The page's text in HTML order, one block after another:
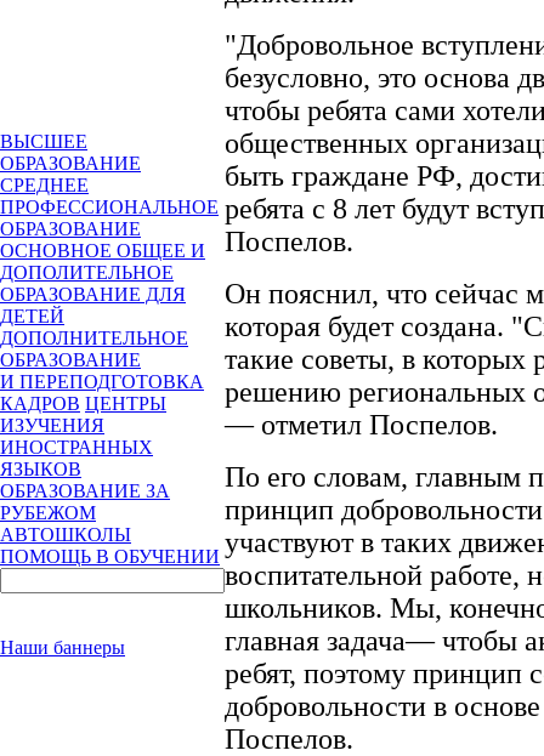
ВЫСШЕЕ
ОБРАЗОВАНИЕ
СРЕДНЕЕ
ПРОФЕССИОНАЛЬНОЕ
ОБРАЗОВАНИЕ
ОСНОВНОЕ ОБЩЕЕ И
ДОПОЛИТЕЛЬНОЕ
ОБРАЗОВАНИЕ ДЛЯ
ДЕТЕЙ
ДОПОЛНИТЕЛЬНОЕ
ОБРАЗОВАНИЕ
И ПЕРЕПОДГОТОВКА
КАДРОВ ЦЕНТРЫ
ИЗУЧЕНИЯ
ИНОСТРАННЫХ
ЯЗЫКОВ
ОБРАЗОВАНИЕ ЗА
РУБЕЖОМ
АВТОШКОЛЫ
ПОМОЩЬ В ОБУЧЕНИИ
Наши баннеры
"Добровольное
безусловно, это основа
чтобы ребята сами
общественных
быть граждане РФ,
ребята с 8 лет будут
Поспелов.
Он пояснил, что сейчас
которая будет создана.
такие советы, в которых
решению региональных
— отметил Поспелов.
По его словам, главным
принцип
участвуют в таких
воспитательной работе,
школьников. Мы,
главная задача— чтобы
ребят, поэтому принцип
добровольности в
Поспелов.